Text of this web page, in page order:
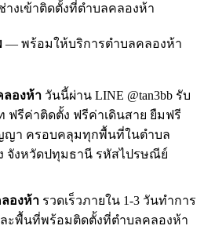
งเข้าติดตั้งที่ตำบลคลองห้า
— พร้อมให้บริการตำบลคลองห้า
ลองห้า วันนี้ผ่าน LINE @tan3bb รับ
ฟรีค่าติดตั้ง ฟรีค่าเดินสาย ยืมฟรี
ญญา ครอบคลุมทุกพื้นที่ในตำบล
จังหวัดปทุมธานี รหัสไปรษณีย์
องห้า รวดเร็วภายใน 1-3 วันทำการ
ะพื้นที่พร้อมติดตั้งที่ตำบลคลองห้า